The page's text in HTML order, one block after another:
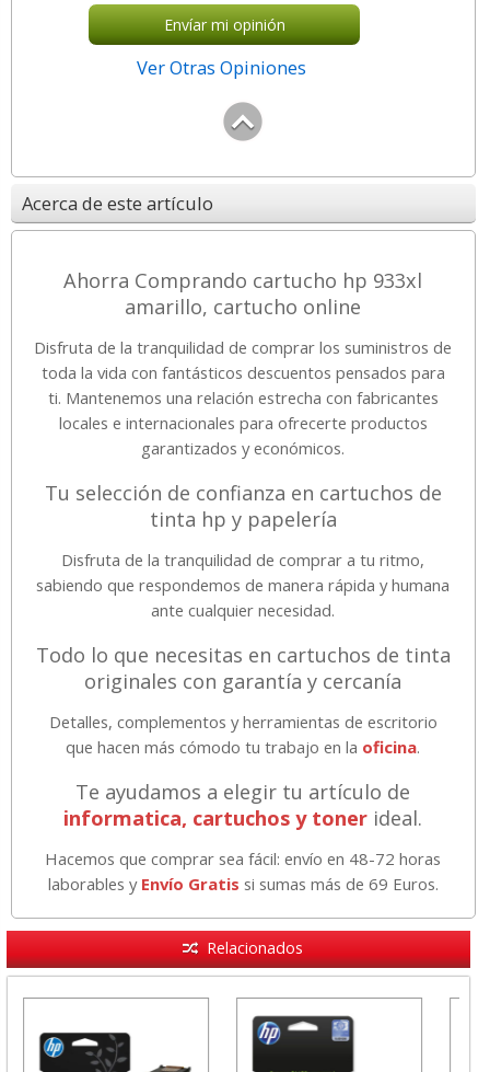
Envíar mi opinión
Ver Otras Opiniones
Acerca de este artículo
Ahorra Comprando cartucho hp 933xl
amarillo, cartucho online
Disfruta de la tranquilidad de comprar los suministros de
toda la vida con fantásticos descuentos pensados para
ti. Mantenemos una relación estrecha con fabricantes
locales e internacionales para ofrecerte productos
garantizados y económicos.
Tu selección de confianza en cartuchos de
tinta hp y papelería
Disfruta de la tranquilidad de comprar a tu ritmo,
sabiendo que respondemos de manera rápida y humana
ante cualquier necesidad.
Todo lo que necesitas en cartuchos de tinta
originales con garantía y cercanía
Detalles, complementos y herramientas de escritorio
que hacen más cómodo tu trabajo en la oficina.
Te ayudamos a elegir tu artículo de
informatica, cartuchos y toner ideal.
Hacemos que comprar sea fácil: envío en 48-72 horas
laborables y Envío Gratis si sumas más de 69 Euros.
Relacionados